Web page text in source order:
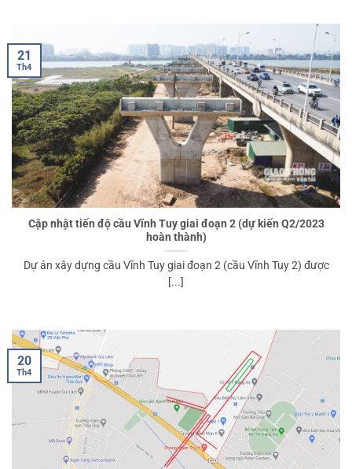
Cập nhật tiến độ cầu Vĩnh Tuy giai đoạn 2 (dự kiến Q2/2023
hoàn thành)
Dự án xây dựng cầu Vĩnh Tuy giai đoạn 2 (cầu Vĩnh Tuy 2) được
[...]
21
Th4
20
Th4